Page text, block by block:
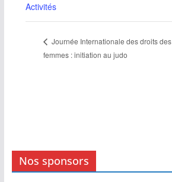
Activités
Journée Internationale des droits des
femmes : initiation au judo
Nos sponsors